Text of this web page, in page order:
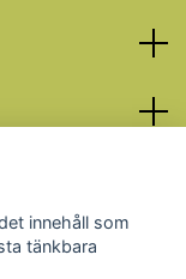
innehåll som
tänkbara